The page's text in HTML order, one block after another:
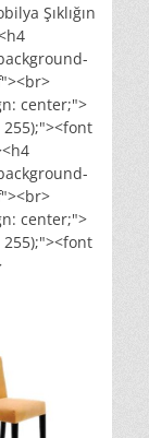
Şıklığın
center;">
center;">